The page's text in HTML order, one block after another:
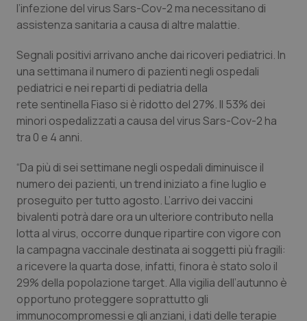
Provincia Autonoma di Trento
Puglia
Sardegna
Sicilia
Toscana
Umbria
Valle D’Aosta
Veneto
Ipertensione & Scompenso
Malattie rare
Malattia di Crohn & Rettocolite Ulcerosa
Neuroscienze & patologie neurodegenerative
Obesità
Oftalmologia
Oncodermatologia
Oncoematologia
Oncologia & Nutrizione
l’infezione del virus Sars-Cov-2 ma necessitano di
assistenza sanitaria a causa di altre malattie.
Segnali positivi arrivano anche dai ricoveri pediatrici. In
una settimana il numero di pazienti negli ospedali
pediatrici e nei reparti di pediatria della
rete sentinella Fiaso si è ridotto del 27%. Il 53% dei
minori ospedalizzati a causa del virus Sars-Cov-2 ha
tra 0 e 4 anni.
“Da più di sei settimane negli ospedali diminuisce il
numero dei pazienti, un trend iniziato a fine luglio e
proseguito per tutto agosto. L’arrivo dei vaccini
bivalenti potrà dare ora un ulteriore contributo nella
lotta al virus, occorre dunque ripartire con vigore con
la campagna vaccinale destinata ai soggetti più fragili:
a ricevere la quarta dose, infatti, finora è stato solo il
29% della popolazione target. Alla vigilia dell’autunno è
opportuno proteggere soprattutto gli
immunocompromessi e gli anziani, i dati delle terapie